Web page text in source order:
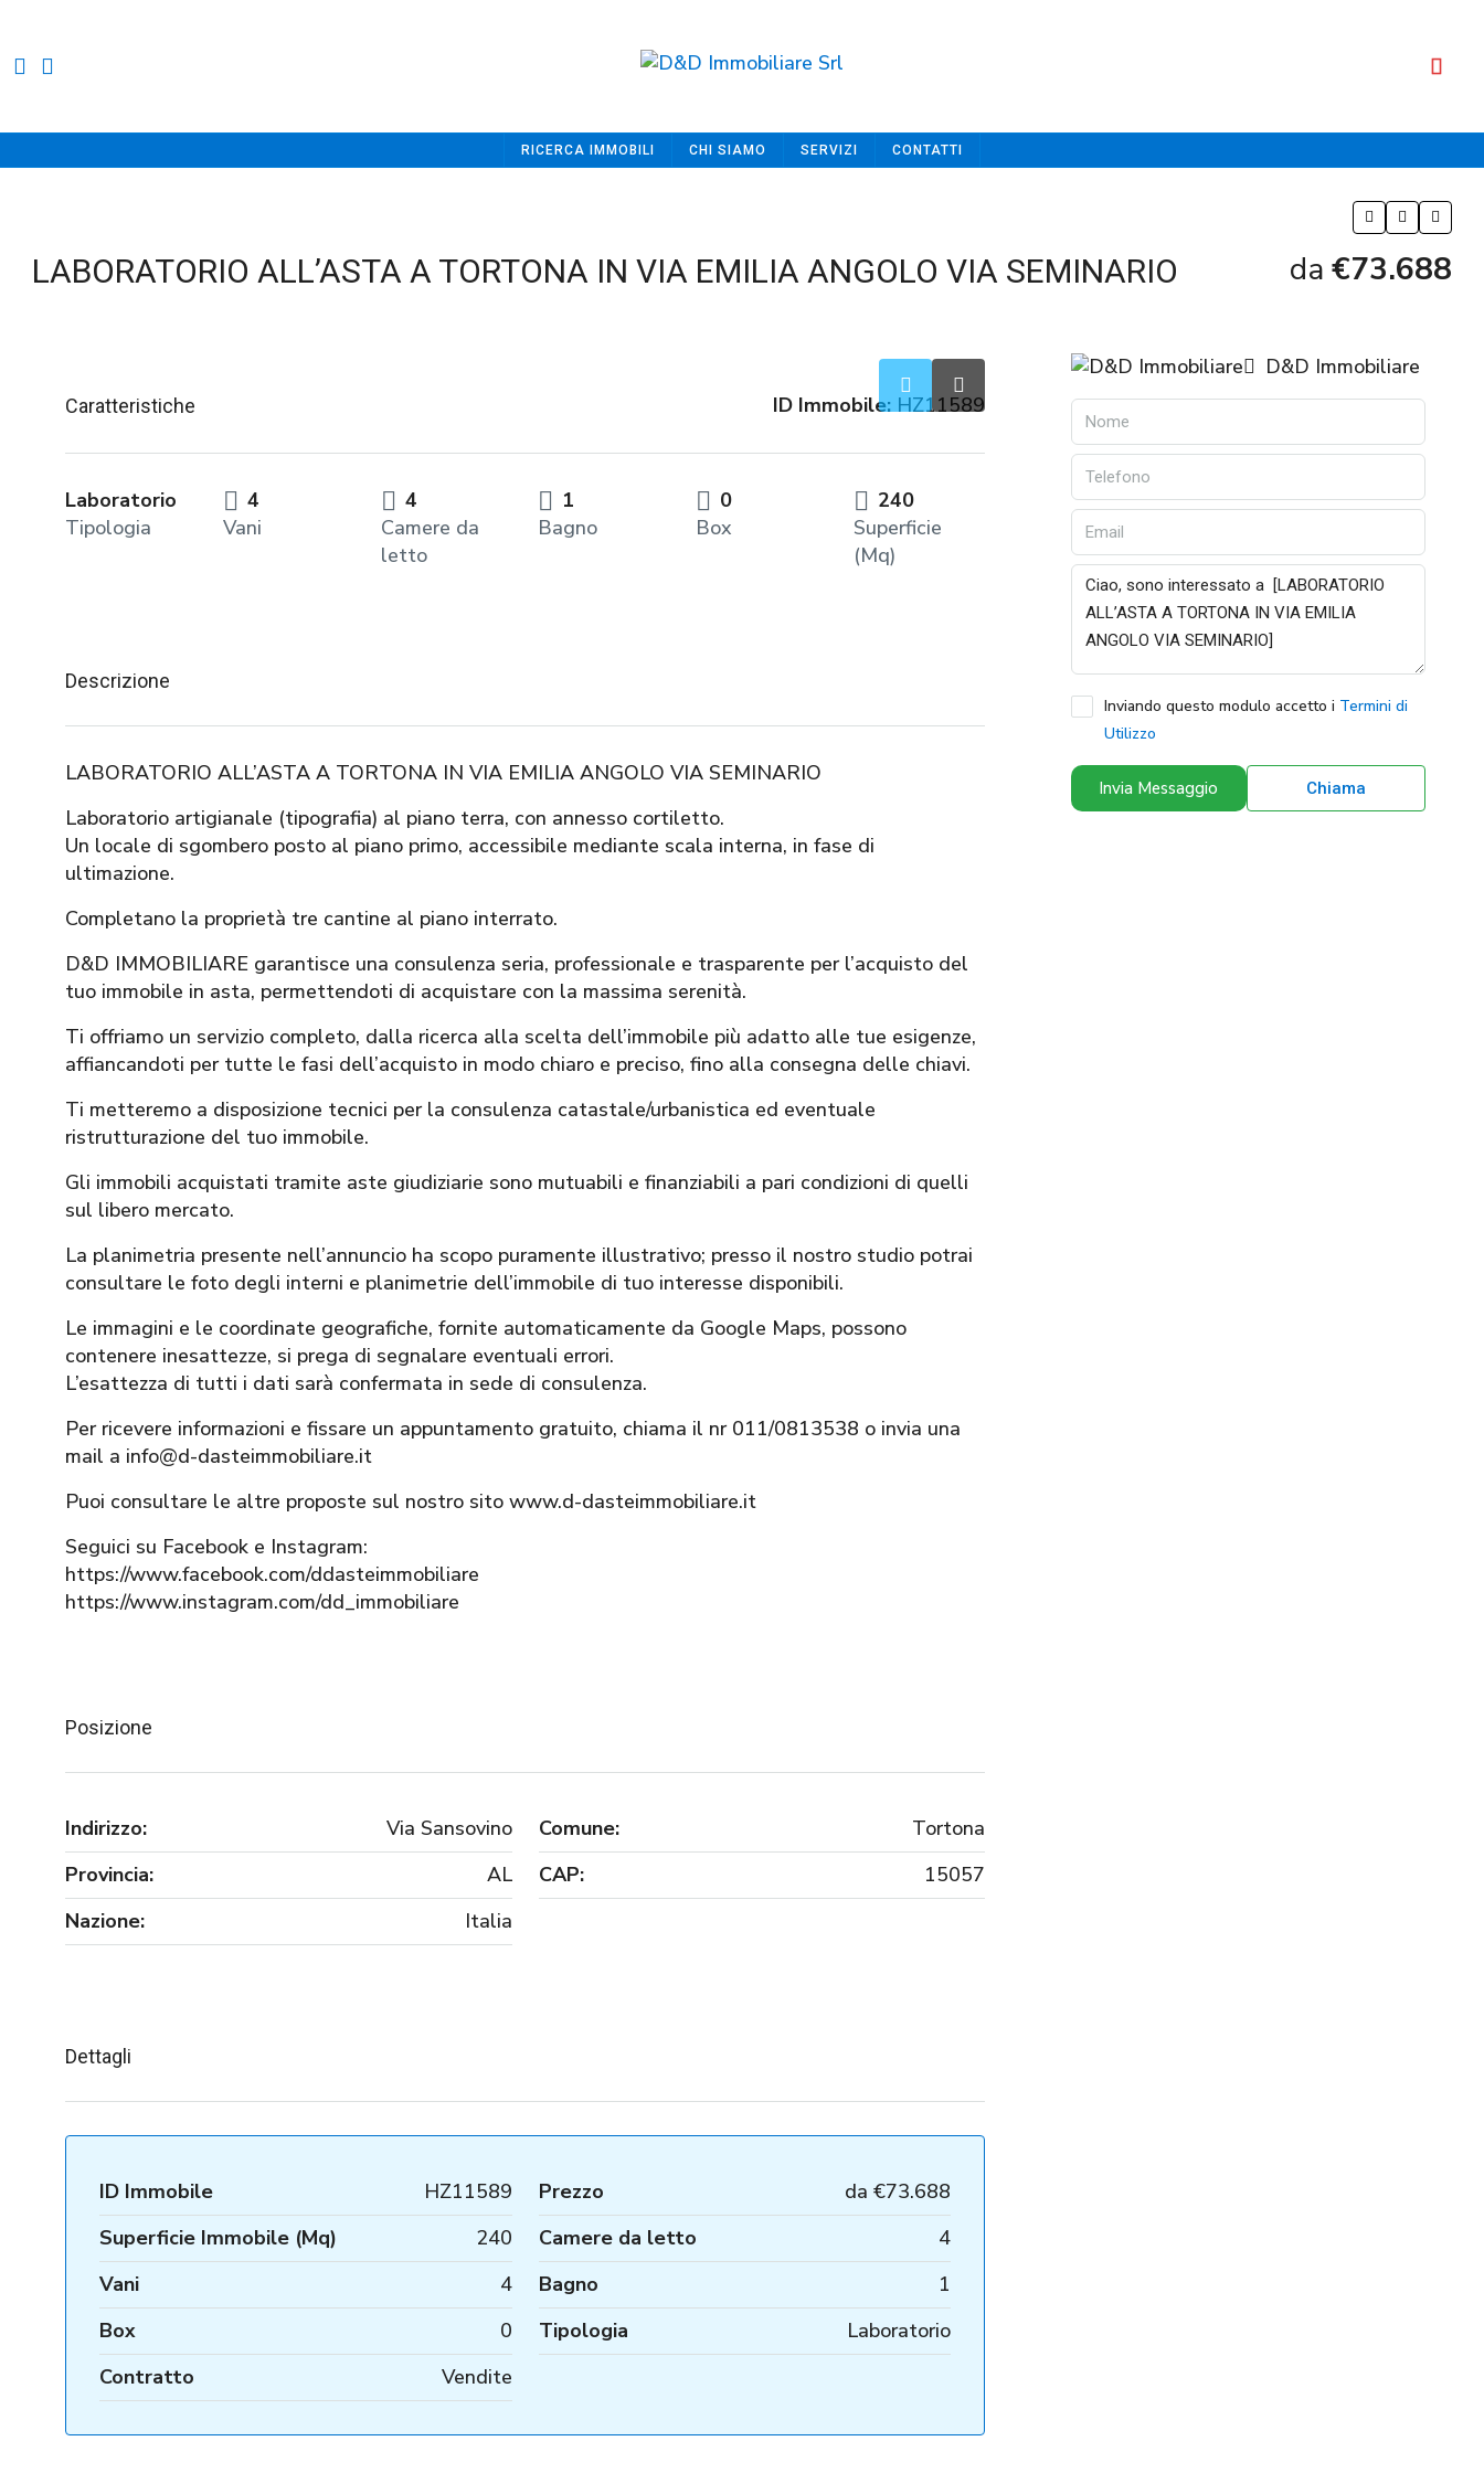
RICERCA IMMOBILI CHI SIAMO SERVIZI CONTATTI
LABORATORIO ALL’ASTA A TORTONA IN VIA EMILIA ANGOLO VIA SEMINARIO da €73.688
Caratteristiche ID Immobile:HZ11589
Laboratorio
Tipologia
4
Vani
4
Camere da
letto
1
Bagno
0
Box
240
Superficie
(Mq)
Descrizione
LABORATORIO ALL’ASTA A TORTONA IN VIA EMILIA ANGOLO VIA SEMINARIO
Laboratorio artigianale (tipografia) al piano terra, con annesso cortiletto.
Un locale di sgombero posto al piano primo, accessibile mediante scala interna, in fase di
ultimazione.
Completano la proprietà tre cantine al piano interrato.
D&D IMMOBILIARE garantisce una consulenza seria, professionale e trasparente per l’acquisto del
tuo immobile in asta, permettendoti di acquistare con la massima serenità.
Ti offriamo un servizio completo, dalla ricerca alla scelta dell’immobile più adatto alle tue esigenze,
affiancandoti per tutte le fasi dell’acquisto in modo chiaro e preciso, fino alla consegna delle chiavi.
Ti metteremo a disposizione tecnici per la consulenza catastale/urbanistica ed eventuale
ristrutturazione del tuo immobile.
Gli immobili acquistati tramite aste giudiziarie sono mutuabili e finanziabili a pari condizioni di quelli
sul libero mercato.
La planimetria presente nell’annuncio ha scopo puramente illustrativo; presso il nostro studio potrai
consultare le foto degli interni e planimetrie dell’immobile di tuo interesse disponibili.
Le immagini e le coordinate geografiche, fornite automaticamente da Google Maps, possono
contenere inesattezze, si prega di segnalare eventuali errori.
L’esattezza di tutti i dati sarà confermata in sede di consulenza.
Per ricevere informazioni e fissare un appuntamento gratuito, chiama il nr 011/0813538 o invia una
mail a info@d-dasteimmobiliare.it
Puoi consultare le altre proposte sul nostro sito www.d-dasteimmobiliare.it
Seguici su Facebook e Instagram:
https://www.facebook.com/ddasteimmobiliare
https://www.instagram.com/dd_immobiliare
Posizione
Indirizzo: Via Sansovino Comune:
Tortona
Provincia:
AL CAP:
15057
Nazione:
Italia
Dettagli
ID Immobile HZ11589 Prezzo da €73.688
Superficie Immobile (Mq)
240 Camere da letto
4
Vani
4 Bagno
1
Box
0 Tipologia
Laboratorio
Contratto
Vendite
D&D Immobiliare
Inviando questo modulo accetto i Termini di
Utilizzo
Invia Messaggio Chiama